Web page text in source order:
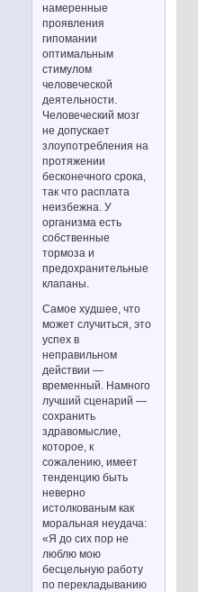
намеренные
проявления
гипомании
оптимальным
стимулом
человеческой
деятельности.
Человеческий мозг
не допускает
злоупотребления на
протяжении
бесконечного срока,
так что расплата
неизбежна. У
организма есть
собственные
тормоза и
предохранительные
клапаны.
Самое худшее, что
может случиться, это
успех в
неправильном
действии —
временный. Намного
лучший сценарий —
сохранить
здравомыслие,
которое, к
сожалению, имеет
тенденцию быть
неверно
истолкованым как
моральная неудача:
«Я до сих пор не
люблю мою
бесцельную работу
по перекладыванию